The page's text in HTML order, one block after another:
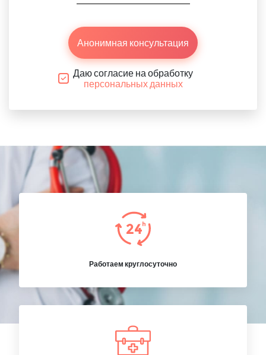
Анонимная консультация
Даю согласие на обработку
персональных данных
Работаем круглосуточно